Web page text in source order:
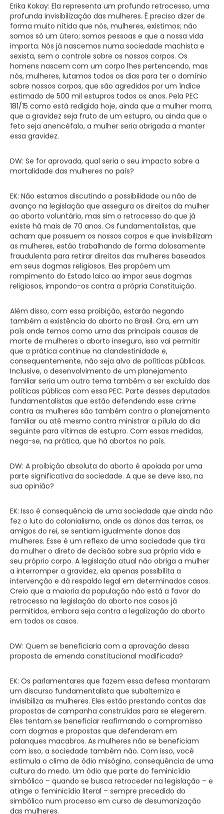
Erika Kokay: Ela representa um profundo retrocesso, uma
profunda invisibilização das mulheres. É preciso dizer de
forma muito nítida que nós, mulheres, existimos; não
somos só um útero; somos pessoas e que a nossa vida
importa. Nós já nascemos numa sociedade machista e
sexista, sem o controle sobre os nossos corpos. Os
homens nascem com um corpo lhes pertencendo, mas
nós, mulheres, lutamos todos os dias para ter o domínio
sobre nossos corpos, que são agredidos por um índice
estimado de 500 mil estupros todos os anos. Pela PEC
181/15 como está redigida hoje, ainda que a mulher morra,
que a gravidez seja fruto de um estupro, ou ainda que o
feto seja anencéfalo, a mulher seria obrigada a manter
essa gravidez.
DW: Se for aprovada, qual seria o seu impacto sobre a
mortalidade das mulheres no país?
EK: Não estamos discutindo a possibilidade ou não de
avanço na legislação que assegura os direitos da mulher
ao aborto voluntário, mas sim o retrocesso do que já
existe há mais de 70 anos. Os fundamentalistas, que
acham que possuem os nossos corpos e que invisibilizam
as mulheres, estão trabalhando de forma dolosamente
fraudulenta para retirar direitos das mulheres baseados
em seus dogmas religiosos. Eles propõem um
rompimento do Estado laico ao impor seus dogmas
religiosos, impondo-os contra a própria Constituição.
Além disso, com essa proibição, estarão negando
também a existência do aborto no Brasil. Ora, em um
país onde temos como uma das principais causas de
morte de mulheres o aborto inseguro, isso vai permitir
que a prática continue na clandestinidade e,
consequentemente, não seja alvo de políticas públicas.
Inclusive, o desenvolvimento de um planejamento
familiar seria um outro tema também a ser excluído das
políticas públicas com essa PEC. Parte desses deputados
fundamentalistas que estão defendendo esse crime
contra as mulheres são também contra o planejamento
familiar ou até mesmo contra ministrar a pílula do dia
seguinte para vítimas de estupro. Com essas medidas,
nega-se, na prática, que há abortos no país.
DW: A proibição absoluta do aborto é apoiada por uma
parte significativa da sociedade. A que se deve isso, na
sua opinião?
EK: Isso é consequência de uma sociedade que ainda não
fez o luto do colonialismo, onde os donos das terras, os
amigos do rei, se sentiam igualmente donos das
mulheres. Esse é um reflexo de uma sociedade que tira
da mulher o direto de decisão sobre sua própria vida e
seu próprio corpo. A legislação atual não obriga a mulher
a interromper a gravidez, ela apenas possibilita a
intervenção e dá respaldo legal em determinados casos.
Creio que a maioria da população não está a favor do
retrocesso na legislação do aborto nos casos já
permitidos, embora seja contra a legalização do aborto
em todos os casos.
DW: Quem se beneficiaria com a aprovação dessa
proposta de emenda constitucional modificada?
EK: Os parlamentares que fazem essa defesa montaram
um discurso fundamentalista que subalterniza e
invisibiliza as mulheres. Eles estão prestando contas das
propostas de campanha construídas para se elegerem.
Eles tentam se beneficiar reafirmando o compromisso
com dogmas e propostas que defenderam em
palanques macabros. As mulheres não se beneficiam
com isso, a sociedade também não. Com isso, você
estimula o clima de ódio misógino, consequência de uma
cultura do medo. Um ódio que parte do feminicídio
simbólico – quando se busca retroceder na legislação – e
atinge o feminicídio literal – sempre precedido do
simbólico num processo em curso de desumanização
das mulheres.